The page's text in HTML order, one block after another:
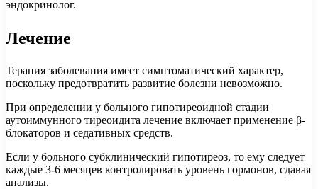
эндокринолог.
Лечение
Терапия заболевания имеет симптоматический характер,
поскольку предотвратить развитие болезни невозможно.
При определении у больного гипотиреоидной стадии
аутоиммунного тиреоидита лечение включает применение β-
блокаторов и седативных средств.
Если у больного субклинический гипотиреоз, то ему следует
каждые 3-6 месяцев контролировать уровень гормонов, сдавая
анализы.